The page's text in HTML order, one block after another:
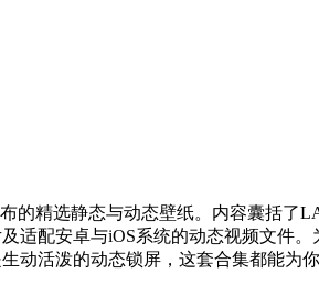
的精选静态与动态壁纸。内容囊括了
适配安卓与iOS系统的动态视频文件
动活泼的动态锁屏，这套合集都能为